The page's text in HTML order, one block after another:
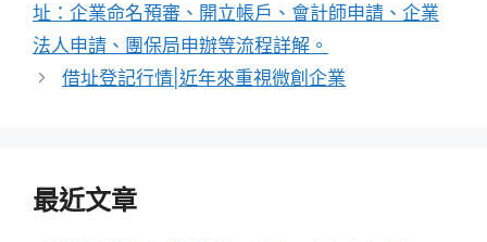
址：企業命名預審、開立帳戶、會計師申請、企業
法人申請、團保局申辦等流程詳解。
借址登記行情|近年來重視微創企業
最近文章